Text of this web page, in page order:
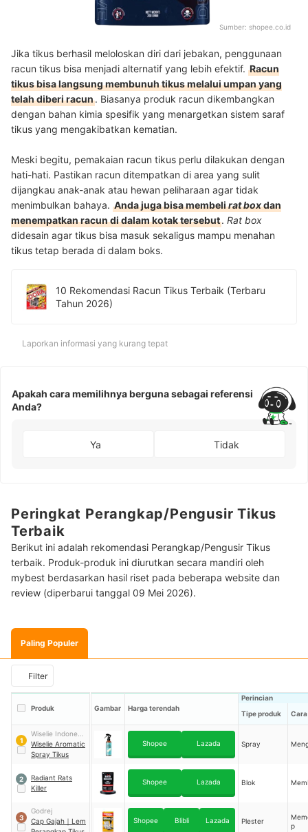
Sumber: shopee.co.id
Jika tikus berhasil meloloskan diri dari jebakan, penggunaan
racun tikus bisa menjadi alternatif yang lebih efektif. Racun
tikus bisa langsung membunuh tikus melalui umpan yang
telah diberi racun. Biasanya produk racun dikembangkan
dengan bahan kimia spesifik yang menargetkan sistem saraf
tikus yang mengakibatkan kematian.
Meski begitu, pemakaian racun tikus perlu dilakukan dengan
hati-hati. Pastikan racun ditempatkan di area yang sulit
dijangkau anak-anak atau hewan peliharaan agar tidak
menimbulkan bahaya. Anda juga bisa membelirat boxdan
menempatkan racun di dalam kotak tersebut. Rat box
didesain agar tikus bisa masuk sekaligus mampu menahan
tikus tetap berada di dalam boks.
10 Rekomendasi Racun Tikus Terbaik (Terbaru
Tahun 2026)
Laporkan informasi yang kurang tepat
Apakah cara memilihnya berguna sebagai referensi
Anda?
Ya Tidak
Peringkat Perangkap/Pengusir Tikus
Terbaik
Berikut ini adalah rekomendasi Perangkap/Pengusir Tikus
terbaik. Produk-produk ini diurutkan secara mandiri oleh
mybest berdasarkan hasil riset pada beberapa website dan
review (diperbarui tanggal 09 Mei 2026).
Paling Populer
Filter
Produk Gambar Harga terendah
Perincian
Tipe produk
1
Wiselie Indonesia
Gemilang
Wiselie Aromatic
Spray Tikus
Shopee Lazada Spray
2
Radiant Rats
Killer
Shopee Lazada Blok
3
Godrej
Cap Gajah ｜ Lem
Shopee Blibli Lazada Plester
p